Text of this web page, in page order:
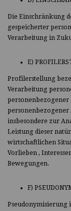
Die Einschränkung
gespeicherter
Verarbeitung in
E)
Profilerstellung
Verarbeitung
personenbezogener
insbesondere zur
Leistung dieser
wirtschaftlichen
Vorlieben ,
Bewegungen.
F)
Pseudonymisierung